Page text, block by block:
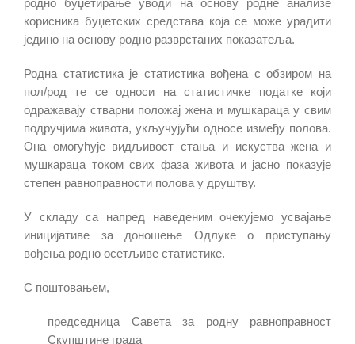
родно буџетирање уводи на основу родне анализе
корисника буџетских средстава која се може урадити
једино на основу родно разврстаних показатеља.
Родна статистика је статистика вођена с обзиром на
пол/род те се односи на статистичке податке који
одражавају стварни положај жена и мушкараца у свим
подручјима живота, укључујући односе између полова.
Она омогућује видљивост стања и искуства жена и
мушкараца током свих фаза живота и јасно показује
степен равноправности полова у друштву.
У складу са напред наведеним очекујемо усвајање
иницијативе за доношење Одлуке о приступању
вођења родно осетљиве статистике.
С поштовањем,
председница Савета за родну равноправност
Скупштине града